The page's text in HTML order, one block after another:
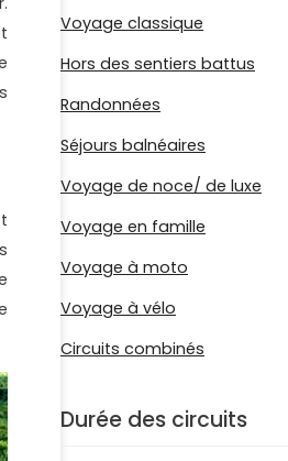
Voyage classique
Hors des sentiers battus
Randonnées
Séjours balnéaires
Voyage de noce/ de luxe
Voyage en famille
Voyage à moto
Voyage à vélo
Circuits combinés
Durée des circuits